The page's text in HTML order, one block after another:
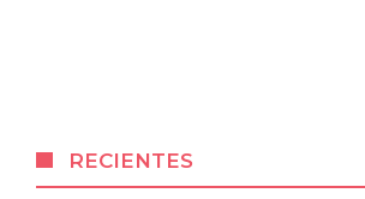
RECIENTES